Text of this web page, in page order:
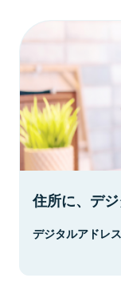
住所に、デジ
デジタルアドレ